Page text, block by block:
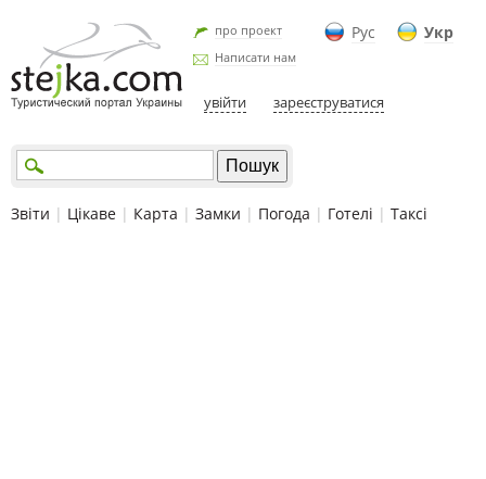
Рус Укр
про проект
Написати нам
увійти зареєструватися
Звіти | Цікаве | Карта | Замки | Погода | Готелі | Таксі